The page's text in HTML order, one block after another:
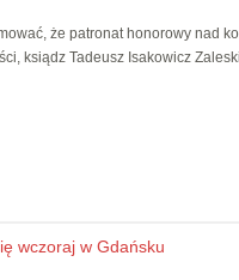
że patronat honorowy nad
ksiądz Tadeusz Isakowicz
wczoraj w Gdańsku